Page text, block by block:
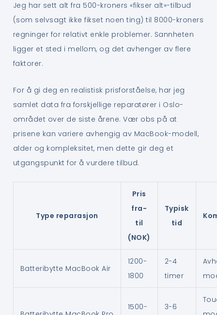
Jeg har sett alt fra 500-kroners «fikser alt»-tilbud
(som selvsagt ikke fikset noen ting) til 8000-kroners
regninger for relativt enkle problemer. Sannheten
ligger et sted i mellom, og det avhenger av flere
faktorer.
For å gi deg en realistisk prisforståelse, har jeg
samlet data fra forskjellige reparatører i Oslo-
området over de siste årene. Vær obs på at
prisene kan variere avhengig av MacBook-modell,
alder og kompleksitet, men dette gir deg et
utgangspunkt for å vurdere tilbud.
Type reparasjon
Pris
fra-
til
(NOK)
Typisk
tid
Batteribytte MacBook Air
1200-
1800
2-4
timer
1500- 3-6